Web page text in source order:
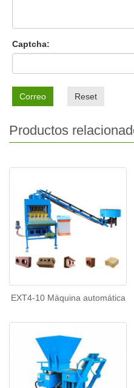
Captcha:
Correo Reset
Productos
EXT4-10 Máquina automática